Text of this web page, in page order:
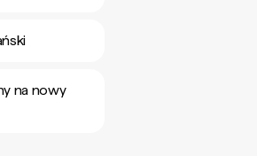
na nowy